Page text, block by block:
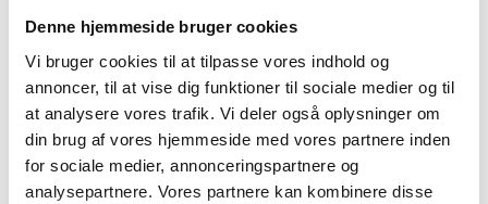
Denne hjemmeside bruger cookies
Vi bruger cookies til at tilpasse vores indhold og
annoncer, til at vise dig funktioner til sociale medier og til
at analysere vores trafik. Vi deler også oplysninger om
din brug af vores hjemmeside med vores partnere inden
for sociale medier, annonceringspartnere og
analysepartnere. Vores partnere kan kombinere disse
Share on Facebook
Share on X (Twitter)
Share on LinkedIn